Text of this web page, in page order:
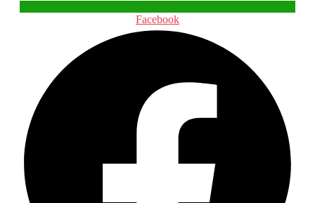
Facebook